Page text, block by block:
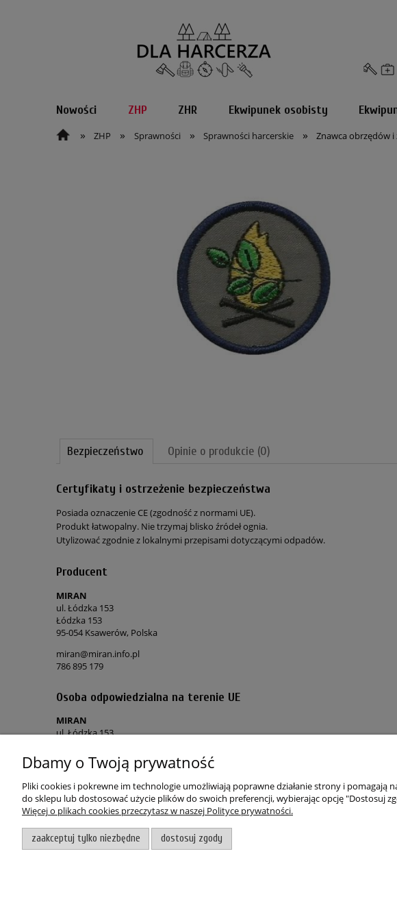
Nowości ZHP ZHR Ekwipunek osobisty
» ZHP » Sprawności » Sprawności harcerskie » Znawca obrzędów
Bezpieczeństwo Opinie o produkcie (0)
Certyfikaty i ostrzeżenie bezpieczeństwa
Posiada oznaczenie CE (zgodność z normami UE).
Produkt łatwopalny. Nie trzymaj blisko źródeł ognia.
Utylizować zgodnie z lokalnymi przepisami dotyczącymi odpadów.
Producent
MIRAN
ul. Łódzka 153
Łódzka 153
95-054 Ksawerów, Polska
miran@miran.info.pl
786 895 179
Osoba odpowiedzialna na terenie UE
MIRAN
ul. Łódzka 153
miran@miran.info.pl
POMOC
Regulamin sklepu
Dbamy o Twoją prywatność
Pliki cookies i pokrewne im technologie umożliwiają poprawne działanie strony i
do sklepu lub dostosować użycie plików do swoich preferencji, wybierając opcję "Dostosuj
Więcej o plikach cookies przeczytasz w naszej Polityce prywatności.
zaakceptuj tylko niezbędne
dostosuj zgody